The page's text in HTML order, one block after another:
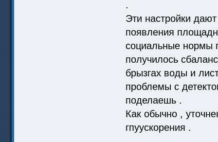
.
Эти настройки
появления
социальные нормы
получилось
брызгах воды и
проблемы с
поделаешь .
Как обычно ,
гпуускорения .